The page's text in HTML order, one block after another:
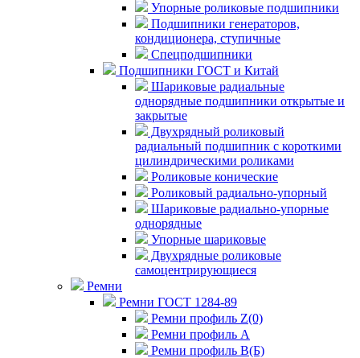
Упорные роликовые подшипники
Подшипники генераторов,
кондиционера, ступичные
Спецподшипники
Подшипники ГОСТ и Китай
Шариковые радиальные
однорядные подшипники открытые и
закрытые
Двухрядный роликовый
радиальный подшипник с короткими
цилиндрическими роликами
Роликовые конические
Роликовый радиально-упорный
Шариковые радиально-упорные
однорядные
Упорные шариковые
Двухрядные роликовые
самоцентрирующиеся
Ремни
Ремни ГОСТ 1284-89
Ремни профиль Z(0)
Ремни профиль А
Ремни профиль В(Б)